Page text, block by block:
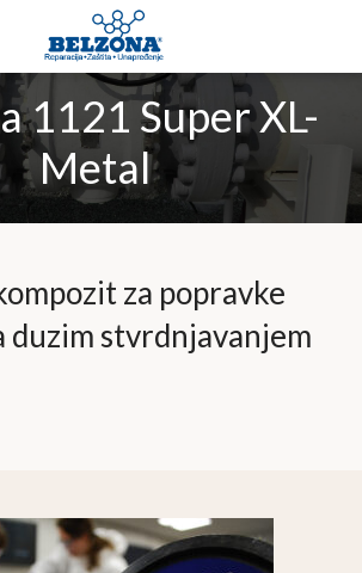
1121 Super XL-
Metal
za popravke
duzim stvrdnjavanjem